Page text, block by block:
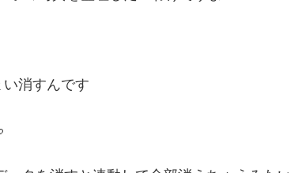
消すんです